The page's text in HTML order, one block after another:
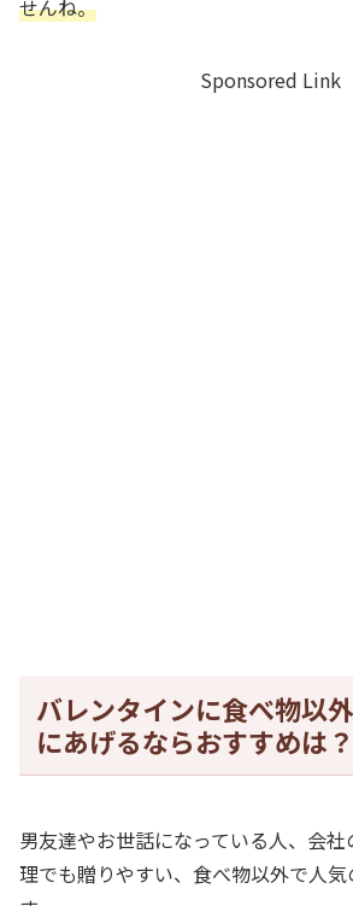
せんね。
Sponsored Link
バレンタインに食べ物以
にあげるならおすすめは？
男友達やお世話になっている人、会
理でも贈りやすい、食べ物以外で人